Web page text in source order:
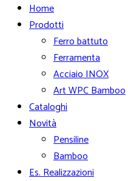
Home
Prodotti
Ferro battuto
Ferramenta
Acciaio INOX
Art WPC Bamboo
Cataloghi
Novità
Pensiline
Bamboo
Es. Realizzazioni